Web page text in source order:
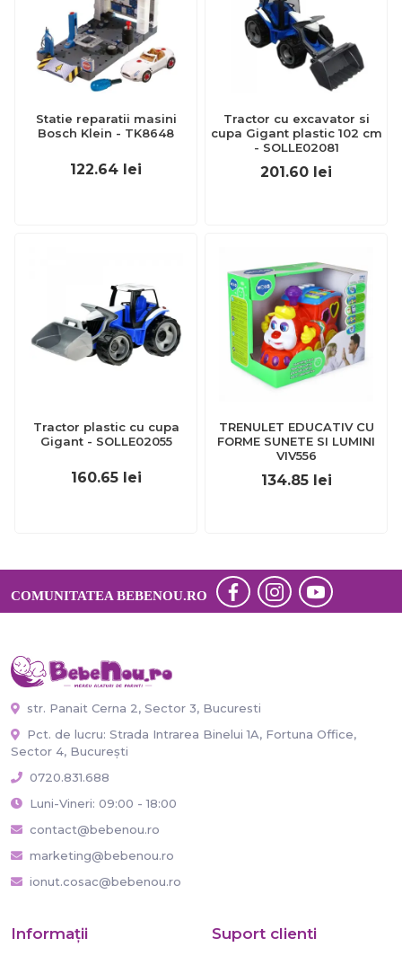
Statie reparatii masini
Bosch Klein - TK8648
122.64 lei
Tractor cu excavator si
cupa Gigant plastic 102 cm
- SOLLE02081
201.60 lei
Tractor plastic cu cupa
Gigant - SOLLE02055
160.65 lei
TRENULET EDUCATIV CU
FORME SUNETE SI LUMINI
VIV556
134.85 lei
COMUNITATEA BEBENOU.RO
str. Panait Cerna 2, Sector 3, Bucuresti
Pct. de lucru: Strada Intrarea Binelui 1A, Fortuna Office,
Sector 4, București
0720.831.688
Luni-Vineri: 09:00 - 18:00
contact@bebenou.ro
marketing@bebenou.ro
ionut.cosac@bebenou.ro
Informaţii Suport clienti